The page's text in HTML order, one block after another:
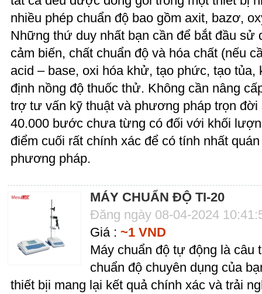
nhiều phép chuẩn độ bao gồm axit, bazơ,
Những thứ duy nhất bạn cần để bắt đầu sử
cảm biến, chất chuẩn độ và hóa chất (nếu
acid – base, oxi hóa khử, tạo phức, tạo
định nồng độ thuốc thử. Không cần nâng
trợ tư vấn kỹ thuật và phương pháp trọn
40.000 bước chưa từng có đối với khối
điểm cuối rất chính xác để có tính nhất
phương pháp.
MÁY CHUẨN ĐỘ TI-20
Đăng ngày 08-04-2024
Giá : ~1 VND
Máy chuẩn độ tự động là câu
chuẩn độ chuyên dụng của
thiết bịi mang lại kết quả chính xác và trải